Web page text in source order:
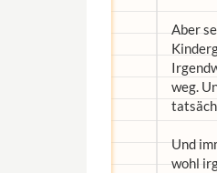
Aber
weg.
Und
wohl